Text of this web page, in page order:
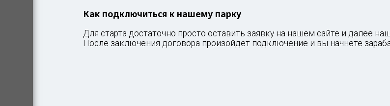
Как подключиться к нашему парку
Для старта достаточно просто оставить заявку на нашем сайте и далее
После заключения договора произойдет подключение и вы начнете